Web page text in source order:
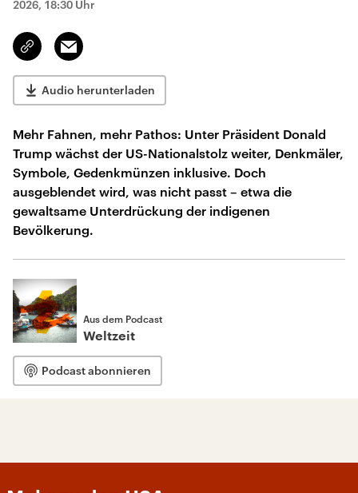
2026, 18:30 Uhr
Link
kopieren/teilen
Email
Audio herunterladen
Mehr Fahnen, mehr Pathos: Unter Präsident Donald
Trump wächst der US-Nationalstolz weiter, Denkmäler,
Symbole, Gedenkmünzen inklusive. Doch
ausgeblendet wird, was nicht passt – etwa die
gewaltsame Unterdrückung der indigenen
Bevölkerung.
Aus dem Podcast
Weltzeit
Podcast abonnieren